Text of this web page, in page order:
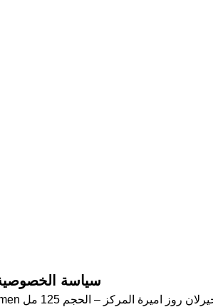
سياسة
روز اميرة المركز – الحجم 125 مل